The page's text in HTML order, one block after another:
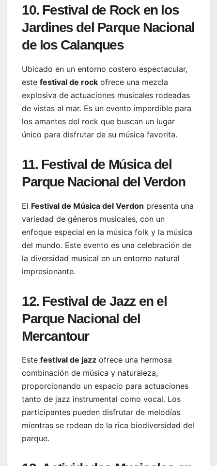
10. Festival de Rock en los
Jardines del Parque Nacional
de los Calanques
Ubicado en un entorno costero espectacular,
este festival de rock ofrece una mezcla
explosiva de actuaciones musicales rodeadas
de vistas al mar. Es un evento imperdible para
los amantes del rock que buscan un lugar
único para disfrutar de su música favorita.
11. Festival de Música del
Parque Nacional del Verdon
El Festival de Música del Verdon presenta una
variedad de géneros musicales, con un
enfoque especial en la música folk y la música
del mundo. Este evento es una celebración de
la diversidad musical en un entorno natural
impresionante.
12. Festival de Jazz en el
Parque Nacional del
Mercantour
Este festival de jazz ofrece una hermosa
combinación de música y naturaleza,
proporcionando un espacio para actuaciones
tanto de jazz instrumental como vocal. Los
participantes pueden disfrutar de melodías
mientras se rodean de la rica biodiversidad del
parque.